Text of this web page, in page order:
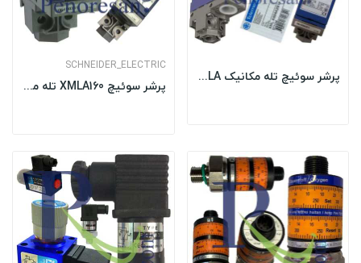
پرشر سوئیچ تله مکانیک XMLA
SCHNEIDER_ELECTRIC
پرشر سوئیچ XMLA160 تله مکانیک